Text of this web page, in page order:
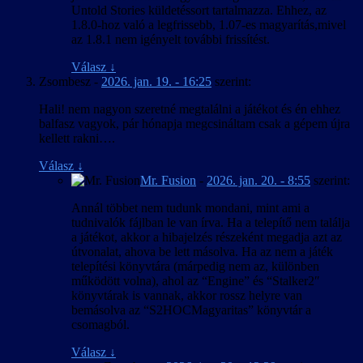
maradtak/maradnak olyanok, amelyeket nem talál(t)unk meg.
Szintén a tesztelés során derült ki, hogy a szöveg nehezen
megállapítható hányada vélhetően (már) nem használt (már hogy
azon a rengeteg teszt és egyéb szövegen kívül, amiről azonnal
látszott, hogy semmi keresnivalója egy játék kiadási változatában,
így ezeket teljesen kihagytuk); valamikor a fejlesztés során kivágott
részekhez tartozhatott, így tulajdonképpen felesleges munka volt
lefordítani, viszont ezt nem hogy előre, de még a tesztelés után sem
lehetett teljesen biztosan tudni, tekintve a játék többszörösen
szerteágazó, a korábbi döntésektől függően alakuló fő- és
mellékküldetésszálait. A tesztelésnél maradva, a játék a
korábbiakhoz képest meglepően hosszúnak bizonyult: közel
százhúsz óra volt végigérni a fő küldetés egyetlen lefutásán és
azokon a mellékküldetéseken, amiket egy végigjátszás során sikerült
megtalálni, még a „szükségtelen” felfedezés, harc és egyéb
tevékenységek lehetőség szerinti elkerülésével is.
2025. május 16. – v1.01
A magyarítás frissítve a játék 1.4-es
2025. május 10. – v1.0
Magyar kezelőfelület, játékszövegek és
szinkronfeliratozás a játék 1.3.2 verziója
különféle tartalmi és egyéb hiba.
megjelenő oktató és figyelmeztető szövegek
nagybetűsre kényszerített címsorában a nem
angol ékezetes betűk kisbetűvel jelennek meg.
Ez a hivatalosan támogatott nyelveknél is így
van, vagyis a játék hibája.
A PDA “Napló” és “Jegyzetek” részének bal
oldali listájában a címek más nyelveken sem
férnek ki.
A véletlenszerűen generált karakterneveket a
Untold Stories küldetéssort tartalmazza. Ehhez, az
1.8.0-hoz való a legfrissebb, 1.07-es magyarítás,mivel
az 1.8.1 nem igényelt további frissítést.
Válasz ↓
Zsombesz - 2026. jan. 19. - 16:25 szerint:
Hali! nem nagyon szeretné megtalálni a játékot és én ehhez
balfasz vagyok, pár hónapja megcsináltam csak a gépem újra
kellett rakni….
Válasz ↓
Mr. Fusion - 2026. jan. 20. - 8:55 szerint:
Annál többet nem tudunk mondani, mint ami a
tudnivalók fájlban le van írva. Ha a telepítő nem találja
a játékot, akkor a hibajelzés részeként megadja azt az
útvonalat, ahova be lett másolva. Ha az nem a játék
telepítési könyvtára (márpedig nem az, különben
működött volna), ahol az “Engine” és “Stalker2″
könyvtárak is vannak, akkor rossz helyre van
bemásolva az “S2HOCMagyaritas” könyvtár a
csomagból.
Válasz ↓